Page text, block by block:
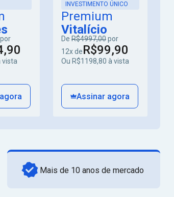
por
vista
INVESTIMENTO ÚNICO
Premium
Vitalício
De R$4997,00por
12x deR$99,90
Ou R$1198,80 à vista
Assinar agora
Mais de 10 anos de mercado